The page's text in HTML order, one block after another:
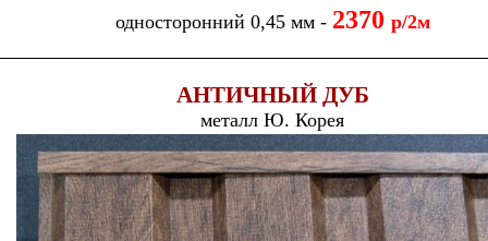
односторонний 0,45 мм - 2370 р/2м
АНТИЧНЫЙ ДУБ
металл Ю. Корея